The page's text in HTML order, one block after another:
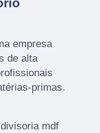
empresa
de alta
primas.
mdf